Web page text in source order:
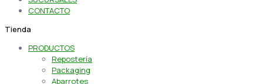
CONTACTO
Tienda
PRODUCTOS
Repostería
Packaging
Abarrotes